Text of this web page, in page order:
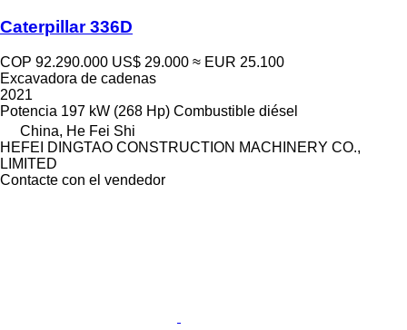
Caterpillar 336D
COP 92.290.000 US$ 29.000 ≈ EUR 25.100
Excavadora de cadenas
2021
Potencia 197 kW (268 Hp) Combustible diésel
China, He Fei Shi
HEFEI DINGTAO CONSTRUCTION MACHINERY CO.,
LIMITED
Contacte con el vendedor